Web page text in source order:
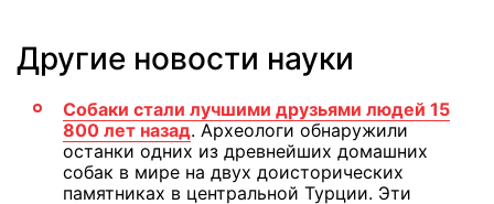
Другие новости науки
Собаки стали лучшими друзьями людей 15
800 лет назад. Археологи обнаружили
останки одних из древнейших домашних
собак в мире на двух доисторических
памятниках в центральной Турции. Эти